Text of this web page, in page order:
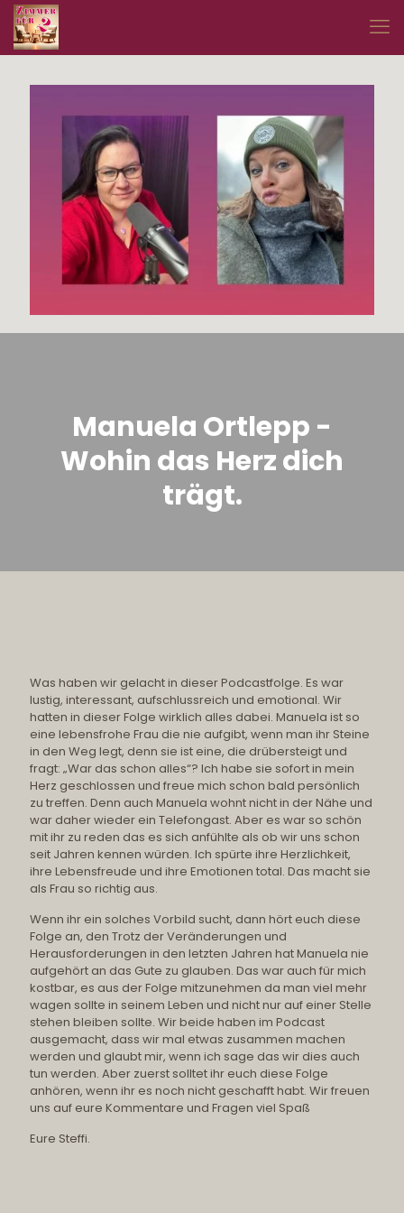
Manuela Ortlepp -
Wohin das Herz dich
trägt.
Was haben wir gelacht in dieser Podcastfolge. Es war
lustig, interessant, aufschlussreich und emotional. Wir
hatten in dieser Folge wirklich alles dabei. Manuela ist so
eine lebensfrohe Frau die nie aufgibt, wenn man ihr Steine
in den Weg legt, denn sie ist eine, die drübersteigt und
fragt: „War das schon alles“? Ich habe sie sofort in mein
Herz geschlossen und freue mich schon bald persönlich
zu treffen. Denn auch Manuela wohnt nicht in der Nähe und
war daher wieder ein Telefongast. Aber es war so schön
mit ihr zu reden das es sich anfühlte als ob wir uns schon
seit Jahren kennen würden. Ich spürte ihre Herzlichkeit,
ihre Lebensfreude und ihre Emotionen total. Das macht sie
als Frau so richtig aus.
Wenn ihr ein solches Vorbild sucht, dann hört euch diese
Folge an, den Trotz der Veränderungen und
Herausforderungen in den letzten Jahren hat Manuela nie
aufgehört an das Gute zu glauben. Das war auch für mich
kostbar, es aus der Folge mitzunehmen da man viel mehr
wagen sollte in seinem Leben und nicht nur auf einer Stelle
stehen bleiben sollte. Wir beide haben im Podcast
ausgemacht, dass wir mal etwas zusammen machen
werden und glaubt mir, wenn ich sage das wir dies auch
tun werden. Aber zuerst solltet ihr euch diese Folge
anhören, wenn ihr es noch nicht geschafft habt. Wir freuen
uns auf eure Kommentare und Fragen viel Spaß
Eure Steffi.